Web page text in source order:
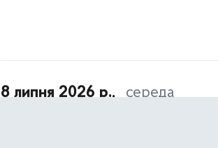
8 липня 2026 р., середа